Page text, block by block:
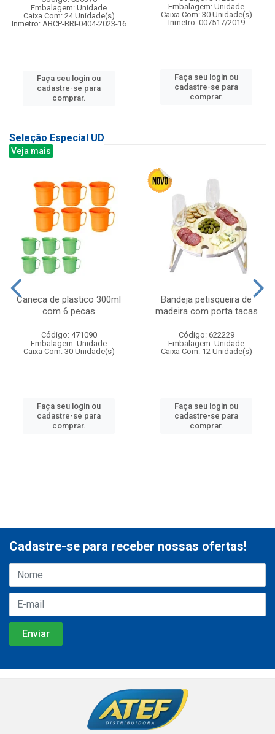
Embalagem: Unidade
Caixa Com: 24 Unidade(s)
Inmetro: ABCP-BRI-0404-2023-16
Faça seu login ou
cadastre-se para
comprar.
Embalagem: Unidade
Caixa Com: 30 Unidade(s)
Inmetro: 007517/2019
Faça seu login ou
cadastre-se para
comprar.
Seleção Especial UD
Veja mais
Caneca de plastico 300ml
com 6 pecas
Código: 471090
Embalagem: Unidade
Caixa Com: 30 Unidade(s)
Faça seu login ou
cadastre-se para
comprar.
Bandeja petisqueira de
madeira com porta tacas
Código: 622229
Embalagem: Unidade
Caixa Com: 12 Unidade(s)
Faça seu login ou
cadastre-se para
comprar.
Cadastre-se para receber nossas ofertas!